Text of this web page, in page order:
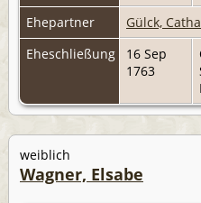
Ehepartner
Gülck,
Eheschließung
16 Sep
1763
weiblich
Wagner, Elsabe